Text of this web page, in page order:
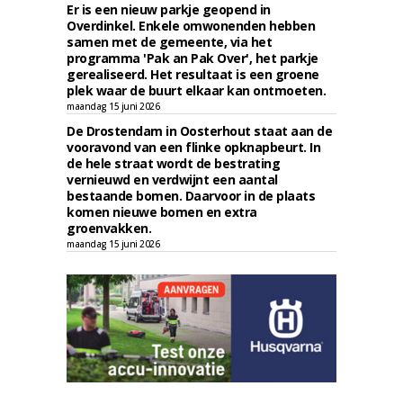
Er is een nieuw parkje geopend in
Overdinkel. Enkele omwonenden hebben
samen met de gemeente, via het
programma 'Pak an Pak Over', het parkje
gerealiseerd. Het resultaat is een groene
plek waar de buurt elkaar kan ontmoeten.
maandag 15 juni 2026
De Drostendam in Oosterhout staat aan de
vooravond van een flinke opknapbeurt. In
de hele straat wordt de bestrating
vernieuwd en verdwijnt een aantal
bestaande bomen. Daarvoor in de plaats
komen nieuwe bomen en extra
groenvakken.
maandag 15 juni 2026